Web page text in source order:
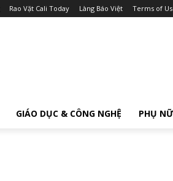
Rao Vặt Cali Today Làng Báo Việt Terms of
GIÁO DỤC & CÔNG NGHỆ PHỤ NỮ